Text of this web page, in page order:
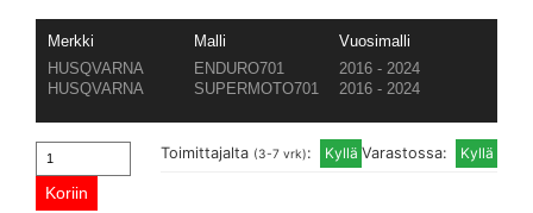
Merkki Malli
Vuosimalli
HUSQVARNA
ENDURO701
2016 - 2024
HUSQVARNA
SUPERMOTO701 2016 - 2024
Varastossa:
Toimittajalta (3-7 vrk):